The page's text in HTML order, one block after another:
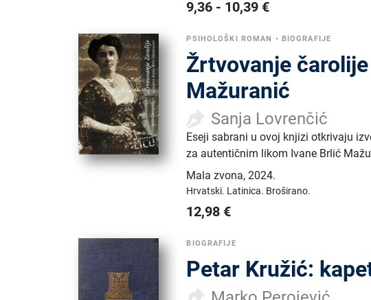
9,36 - 10,39 €
PSIHOLOŠKI ROMAN • BIOGRAFIJE
Žrtvovanje
Mažuranić
Sanja Lovrenčić
Eseji sabrani u ovoj knjizi otkrivaju
za autentičnim likom Ivane Brlić
Mala zvona,2024.
Hrvatski. Latinica. Broširano.
12,98 €
BIOGRAFIJE
Petar Kružić: